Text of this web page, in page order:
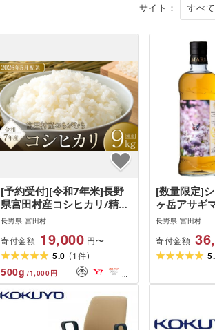
サイト：
[予約受付][令和7年米]長野
県宮田村産コシヒカリ/精
米/9kg・19,000円/令和8年
長野県 宮田村
寄付金額 19,000 円〜
5.0 (1件)
500g /1,000円
[数量限定]
ヶ岳アサギ
700ml( 長野
お酒 アルコ
水割り ロッ
ト プレゼ
バースデー
長野県 宮田村
寄付金額